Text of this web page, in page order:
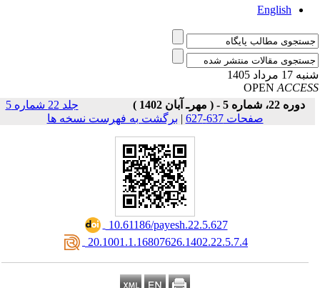
English
مرداد 1405
OPEN
دوره 22، شماره 5 - ( مهرـ آبان 1402 )
جلد 22 شماره 5
صفحات 637-627
|برگشت به فهرست نسخه ها
‎ 10.61186/payesh.22.5.627
‎ 20.1001.1.16807626.1402.22.5.7.4